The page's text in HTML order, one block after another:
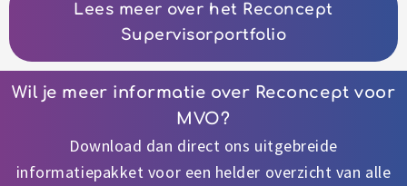
Lees meer over het Reconcept
Supervisorportfolio
Wil je meer informatie over Reconcept voor
MVO?
Download dan direct ons uitgebreide
informatiepakket voor een helder overzicht van alle